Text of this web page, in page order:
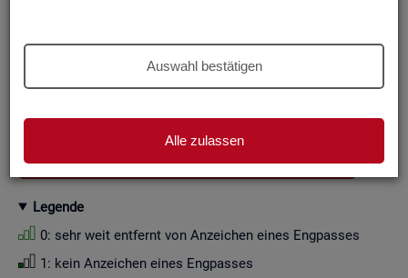
Auswahl bestätigen
Alle zulassen
Zah­len­wer­te i. d. R. auf Viel­fa­che von Zehn ge­run­det (siehe
die Fil­ter­mög­lich­kei­ten und die an­ge­zeig­ten Daten.
GESAMTDOWNLOAD ENGPASSANALYSE ALS CSV
Le­gen­de
0: sehr weit ent­fernt von An­zei­chen eines Eng­pas­ses
1: kein An­zei­chen eines Eng­pas­ses